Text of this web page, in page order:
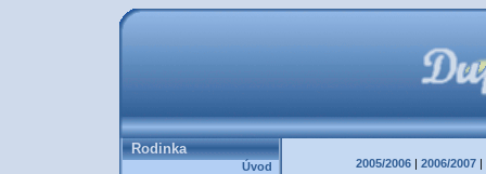
Rodinka
Úvod
2005/2006 | 2006/2007 |